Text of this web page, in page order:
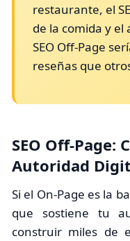
restaurante, el
de la comida y
SEO Off-Page
reseñas que
SEO Off-Page:
Autoridad
Si el On-Page es la
que sostiene tu
construir miles de